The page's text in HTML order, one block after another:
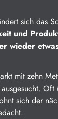
sich das
und
wieder
mit zehn
Oft
sich der